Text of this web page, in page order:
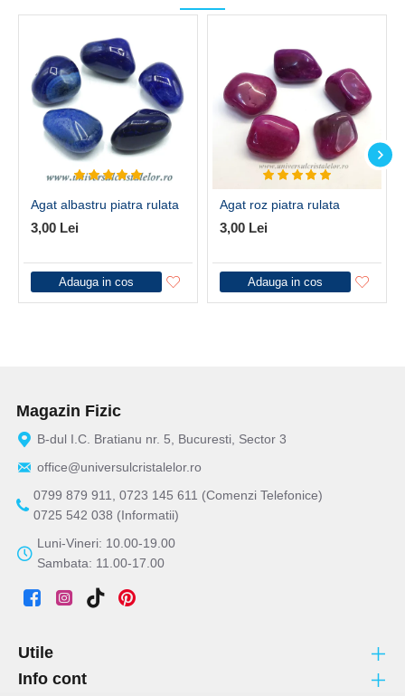
Agat albastru piatra rulata
3,00 Lei
Adauga in cos
Agat roz piatra rulata
3,00 Lei
Adauga in cos
Magazin Fizic
B-dul I.C. Bratianu nr. 5, Bucuresti, Sector 3
office@universulcristalelor.ro
0799 879 911, 0723 145 611 (Comenzi Telefonice)
0725 542 038 (Informatii)
Luni-Vineri: 10.00-19.00
Sambata: 11.00-17.00
Utile
Info cont